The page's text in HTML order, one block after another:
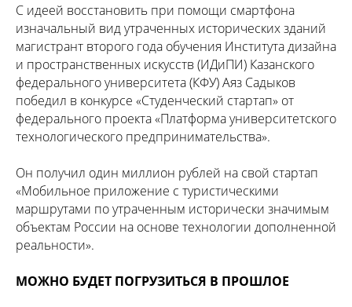
С идеей восстановить при помощи смартфона
изначальный вид утраченных исторических зданий
магистрант второго года обучения Института дизайна
и пространственных искусств (ИДиПИ) Казанского
федерального университета (КФУ) Аяз Садыков
победил в конкурсе «Студенческий стартап» от
федерального проекта «Платформа университетского
технологического предпринимательства».
Он получил один миллион рублей на свой стартап
«Мобильное приложение с туристическими
маршрутами по утраченным исторически значимым
объектам России на основе технологии дополненной
реальности».
МОЖНО БУДЕТ ПОГРУЗИТЬСЯ В ПРОШЛОЕ